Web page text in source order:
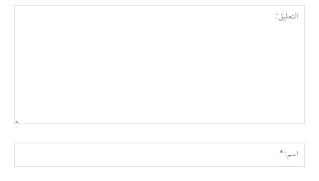
التعليق: